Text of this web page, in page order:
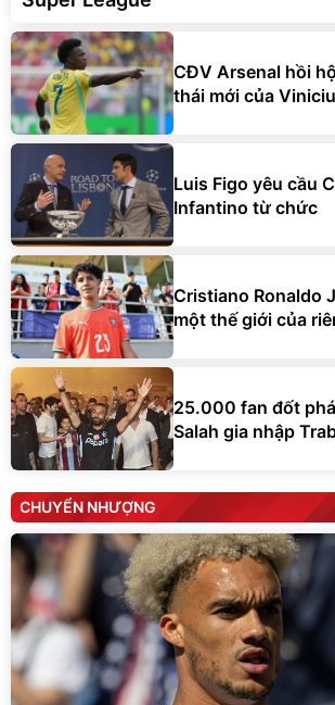
CĐV Arsenal hồi
thái mới của
Luis Figo yêu cầu
Infantino từ chức
Cristiano Ronaldo
một thế giới của
25.000 fan đốt
Salah gia nhập
CHUYỂN NHƯỢNG